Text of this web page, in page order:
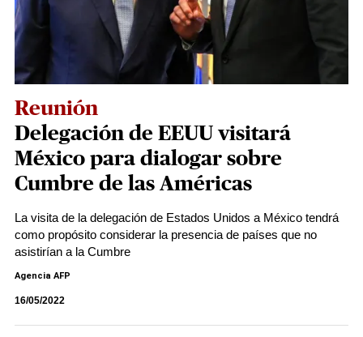
Reunión
Delegación de EEUU visitará
México para dialogar sobre
Cumbre de las Américas
La visita de la delegación de Estados Unidos a México tendrá
como propósito considerar la presencia de países que no
asistirían a la Cumbre
Agencia AFP
16/05/2022